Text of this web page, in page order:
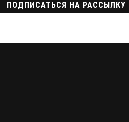
ПОДПИСАТЬСЯ НА РАССЫЛКУ